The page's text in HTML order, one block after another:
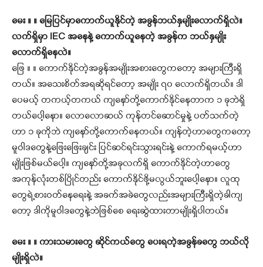
မေး ။ ။ မြေပြင်မှာကောက်ယူနိုင်တဲ့ အခွန်ဘယ်နှမျိုးလောက်ရှိလဲ။
လက်ရှိမှာ IEC အနေနဲ့ ကောက်ယူနေတဲ့ အခွန်က ဘယ်နှမျိုး
လောက်ရှိနေလဲ။
ဖြေ ။ ။ ကောက်နိုင်တဲ့အခွန်အမျိုးအစားတွေကတော့ အများကြီးရှိ
တယ်။ အသေးစိတ်အရဆိုရင်တော့ အမျိုး ၇၀ လောက်ရှိတယ်။ ဒါ
ပေမယ့် တကယ့်တကယ် ကျနော်တို့ကောက်နိုင်နေတာက ၁ ခုဘဲရှိ
တယ်ပေါ့နော။ လောလောဆယ် ကုန်တင်ဆောင်မှုနဲ့ ပတ်သက်တဲ့
ဟာ ၁ ခုကိုဘဲ ကျနော်တို့ကောက်နေတယ်။ ကျန်တဲ့ဟာတွေကတော့
မူဝါဒတွေနဲ့ဖြေးဖြေးချင်း ပြင်ဆင်ရင်းသွားရင်းနဲ့ ကောက်ရမယ့်ဟာ
မျိုးဖြစ်မယ်ပေါ့။ ကျနော်တို့အခုလက်ရှိ ကောက်နိုင်တဲ့ဟာတွေ
အကုန်လုံးတစ်ပြိုင်တည်း ကောက်နိုင်ဖို့မလွယ်ဘူးပေါ့နော။ လူထု
တွေရဲ့စားဝတ်နေရေးနဲ့ အခက်အခဲတွေလည်းအများကြီးရှိတဲ့ခါကျ
တော့ ဒါကိုမူဝါဒတွေနဲ့ဘဲဖြစ်စေ ရေးဆွဲထားတာမျိုးရှိပါတယ်။
မေး ။ ။ ကားသမားတွေ ဆိုင်ကယ်တွေ ပေးရတဲ့အခွန်ခတွေ ဘယ်လို
မျိုးရှိလဲ။